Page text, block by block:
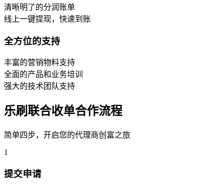
清晰明了的分润账单
线上一键提现，快速到账
全方位的支持
丰富的营销物料支持
全面的产品和业务培训
强大的技术团队支持
乐刷联合收单合作流程
简单四步，开启您的代理商创富之旅
1
提交申请